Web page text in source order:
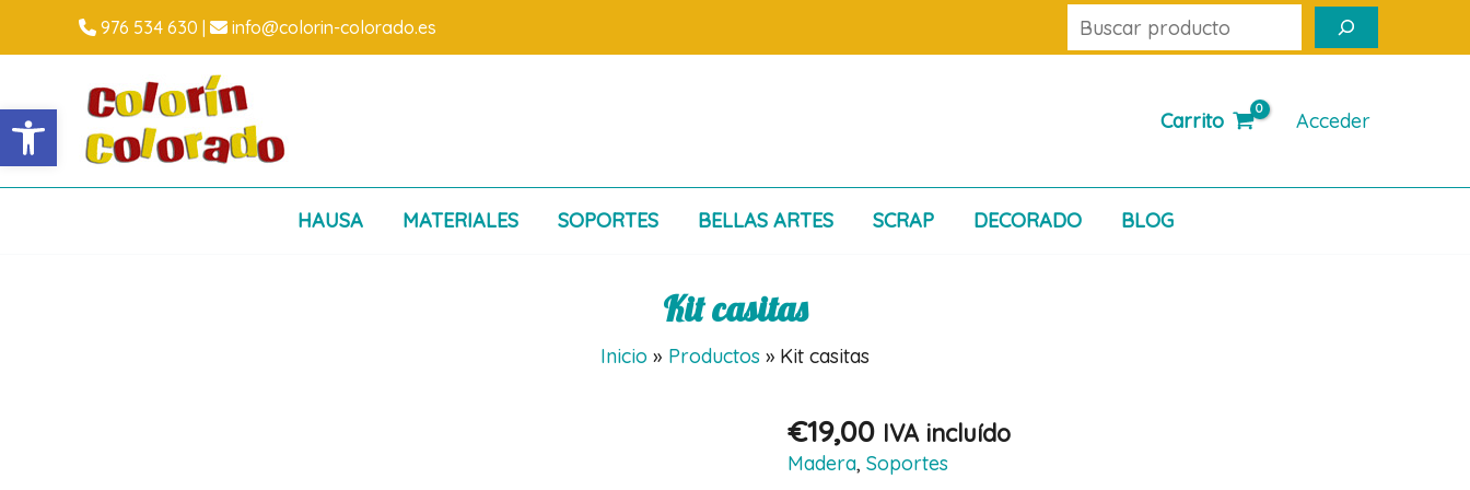
Abrir barra de herramientas
976 534 630 | info@colorin-colorado.es Buscar
Carrito Acceder
HAUSA MATERIALES SOPORTES BELLAS ARTES SCRAP DECORADO BLOG
Kit casitas
Inicio Productos Kit casitas
€19,00 IVA incluído
Madera, Soportes